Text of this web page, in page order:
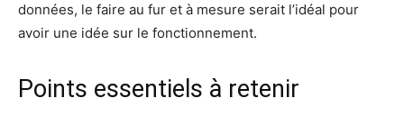
données, le faire au fur et à mesure serait l’idéal pour
avoir une idée sur le fonctionnement.
Points essentiels à retenir